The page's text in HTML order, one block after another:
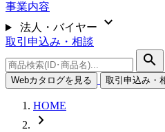
事業内容
法人・バイヤー
expand_more
取引申込み・相談
search
Webカタログを見る 取引申込み・
HOME
chevron_right